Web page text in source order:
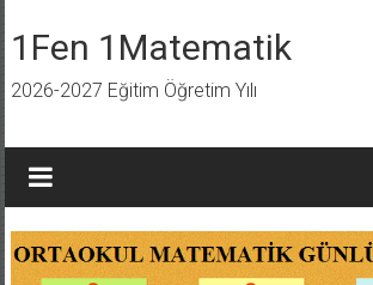
geç
1Fen 1Matematik
2026-2027 Eğitim Öğretim Yılı